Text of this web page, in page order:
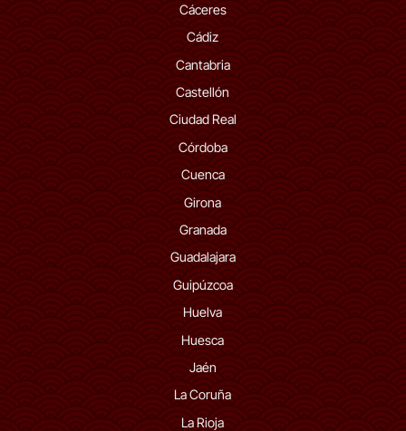
Cáceres
Cádiz
Cantabria
Castellón
Ciudad Real
Córdoba
Cuenca
Girona
Granada
Guadalajara
Guipúzcoa
Huelva
Huesca
Jaén
La Coruña
La Rioja